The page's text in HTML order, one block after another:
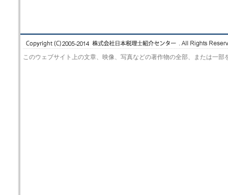
このウェブサイト上の文章、映像、写真などの著作物の全部、または一